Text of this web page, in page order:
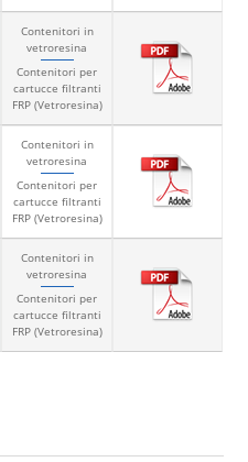
Contenitori in
vetroresina
Contenitori per
cartucce filtranti
FRP (Vetroresina)
Contenitori in
vetroresina
Contenitori per
cartucce filtranti
FRP (Vetroresina)
Contenitori in
vetroresina
Contenitori per
cartucce filtranti
FRP (Vetroresina)